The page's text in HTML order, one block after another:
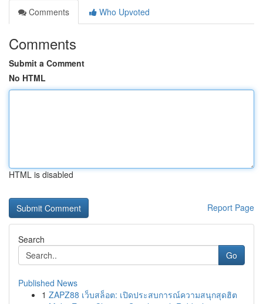
Comments
Who Upvoted
Comments
Submit a Comment
No HTML
HTML is disabled
Report Page
Search
Go
Published News
1 ZAPZ88 เว็บสล็อต: เปิดประสบการณ์ความสนุกสุดฮิต